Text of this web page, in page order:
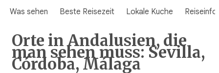
Was sehen Beste Reisezeit Lokale Kuche
Orte in Andalusien, die
man sehen muss: Sevilla,
Córdoba, Málaga